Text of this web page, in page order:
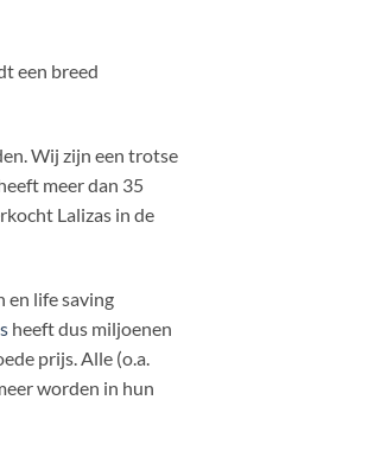
een breed
Wij zijn een trotse
meer dan 35
Lalizas in de
en life saving
heeft dus miljoenen
prijs. Alle (o.a.
worden in hun